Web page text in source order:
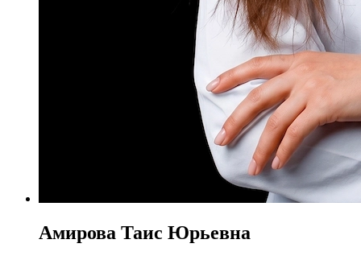
Амирова Таис Юрьевна